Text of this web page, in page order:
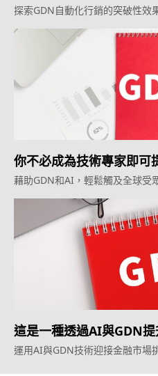
探索GDN自動化行銷的突破性效
你不必成為技術專家即可
藉助GDN和AI，輕鬆觸及全球受
這是一種透過AI與GDN
運用AI與GDN技術迎接金融市場